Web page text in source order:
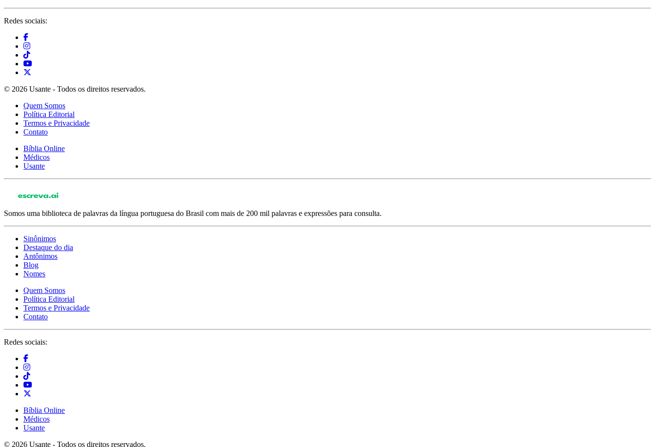
Redes sociais:
© 2026 Usante - Todos os direitos reservados.
Quem Somos
Política Editorial
Termos e Privacidade
Contato
Bíblia Online
Médicos
Usante
Somos uma biblioteca de palavras da língua portuguesa do Brasil com mais de 200 mil palavras e expressões para consulta.
Sinônimos
Destaque do dia
Antônimos
Blog
Nomes
Quem Somos
Política Editorial
Termos e Privacidade
Contato
Redes sociais:
Bíblia Online
Médicos
Usante
© 2026 Usante - Todos os direitos reservados.